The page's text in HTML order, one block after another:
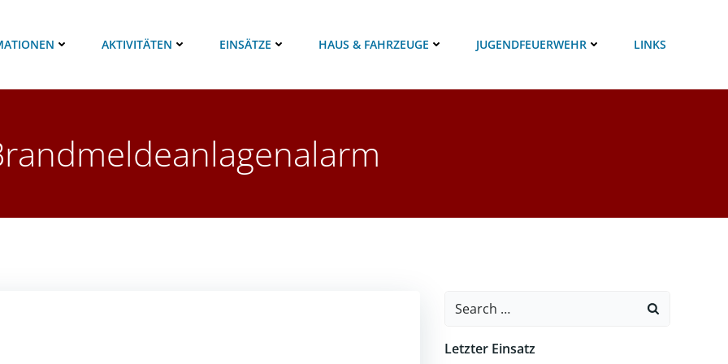
AKTIVITÄTEN EINSÄTZE HAUS & FAHRZEUGE JUGENDFEUERWEHR LINKS
Search
Letzter Einsatz